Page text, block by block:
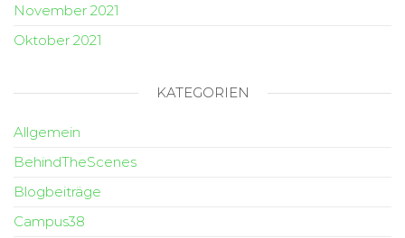
November 2021
Oktober 2021
KATEGORIEN
Allgemein
BehindTheScenes
Blogbeiträge
Campus38